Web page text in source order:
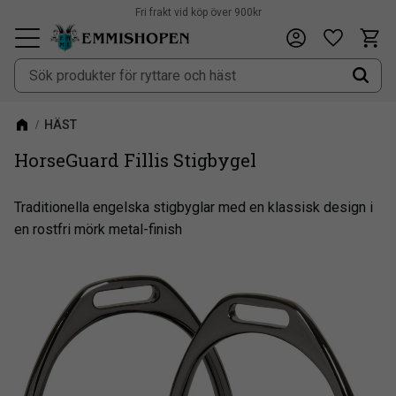
Meny
Fri frakt vid köp över 900kr
HÄST
HorseGuard Fillis Stigbygel
​Traditionella engelska stigbyglar med en klassisk design i
en rostfri mörk metal-finish